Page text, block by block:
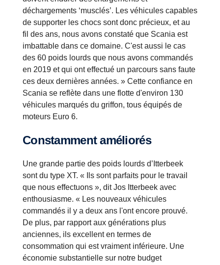
déchargements ‘musclés’. Les véhicules capables
de supporter les chocs sont donc précieux, et au
fil des ans, nous avons constaté que Scania est
imbattable dans ce domaine. C'est aussi le cas
des 60 poids lourds que nous avons commandés
en 2019 et qui ont effectué un parcours sans faute
ces deux dernières années. » Cette confiance en
Scania se reflète dans une flotte d'environ 130
véhicules marqués du griffon, tous équipés de
moteurs Euro 6.
Constamment améliorés
Une grande partie des poids lourds d’Itterbeek
sont du type XT. « Ils sont parfaits pour le travail
que nous effectuons », dit Jos Itterbeek avec
enthousiasme. « Les nouveaux véhicules
commandés il y a deux ans l'ont encore prouvé.
De plus, par rapport aux générations plus
anciennes, ils excellent en termes de
consommation qui est vraiment inférieure. Une
économie substantielle sur notre budget